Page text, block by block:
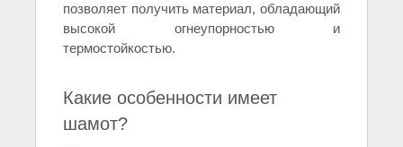
позволяет получить материал, обладающий
высокой огнеупорностью и
термостойкостью.
Какие особенности имеет
шамот?